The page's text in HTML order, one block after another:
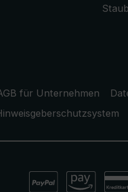
für Unternehmen